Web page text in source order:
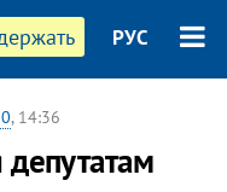
РУС
, 14:36